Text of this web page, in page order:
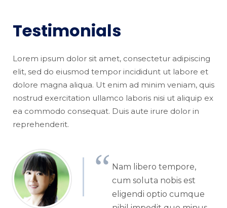
Testimonials
Lorem ipsum dolor sit amet, consectetur adipiscing
elit, sed do eiusmod tempor incididunt ut labore et
dolore magna aliqua. Ut enim ad minim veniam, quis
nostrud exercitation ullamco laboris nisi ut aliquip ex
ea commodo consequat. Duis aute irure dolor in
reprehenderit.
Nam libero tempore,
cum soluta nobis est
eligendi optio cumque